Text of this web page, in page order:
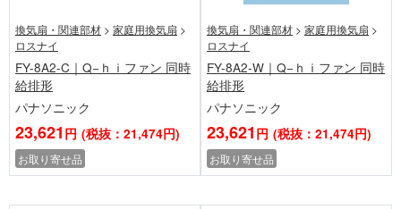
換気扇・関連部材 > 家庭用換気扇 >
ロスナイ
FY-8A2-C｜Q−ｈｉファン 同時
給排形
パナソニック
23,621 円 (税抜：21,474円)
お取り寄せ品
換気扇・関連部材 > 家庭用換気扇 >
ロスナイ
FY-8A2-W｜Q−ｈｉファン 同時
給排形
パナソニック
23,621 円 (税抜：21,474円)
お取り寄せ品